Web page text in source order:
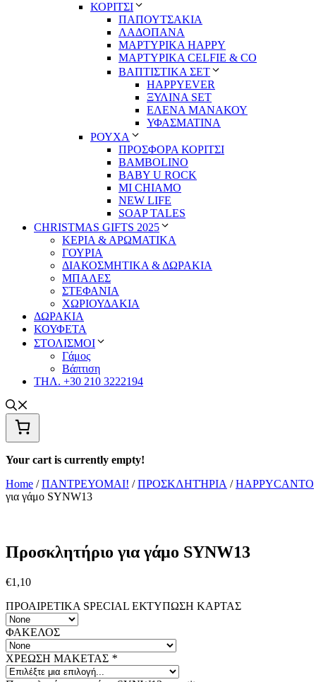
ΚΟΡΙΤΣΙ
ΠΑΠΟΥΤΣΑΚΙΑ
ΛΑΔΟΠΑΝΑ
ΜΑΡΤΥΡΙΚΑ HAPPY
ΜΑΡΤΥΡΙΚΑ CELFIE & CO
ΒΑΠΤΙΣΤΙΚΑ ΣΕΤ
HAPPYEVER
ΞΥΛΙΝΑ SET
ΕΛΕΝΑ ΜΑΝΑΚΟΥ
ΥΦΑΣΜΑΤΙΝΑ
ΡΟΥΧΑ
ΠΡΟΣΦΟΡΑ ΚΟΡΙΤΣΙ
BAMBOLINO
BABY U ROCK
MI CHIAMO
NEW LIFE
SOAP TALES
CHRISTMAS GIFTS 2025
ΚΕΡΙΑ & ΑΡΩΜΑΤΙΚΑ
ΓΟΥΡΙΑ
ΔΙΑΚΟΣΜΗΤΙΚΑ & ΔΩΡΑΚΙΑ
ΜΠΑΛΕΣ
ΣΤΕΦΑΝΙΑ
ΧΩΡΙΟΥΔΑΚΙΑ
ΔΩΡΑΚΙΑ
ΚΟΥΦΕΤΑ
ΣΤΟΛΙΣΜΟΙ
Γάμος
Βάπτιση
ΤΗΛ. +30 210 3222194
Your cart is currently empty!
Home /ΠΑΝΤΡΕΥΟΜΑΙ! /ΠΡΟΣΚΛΗΤΉΡΙΑ /HAPPYCANTO
για γάμο SYNW13
Προσκλητήριο για γάμο SYNW13
€1,10
ΠΡΟΑΙΡΕΤΙΚΑ SPECIAL ΕΚΤΥΠΩΣΗ KAΡΤΑΣ
ΦΑΚΕΛΟΣ
ΧΡΕΩΣΗ ΜΑΚΕΤΑΣ *